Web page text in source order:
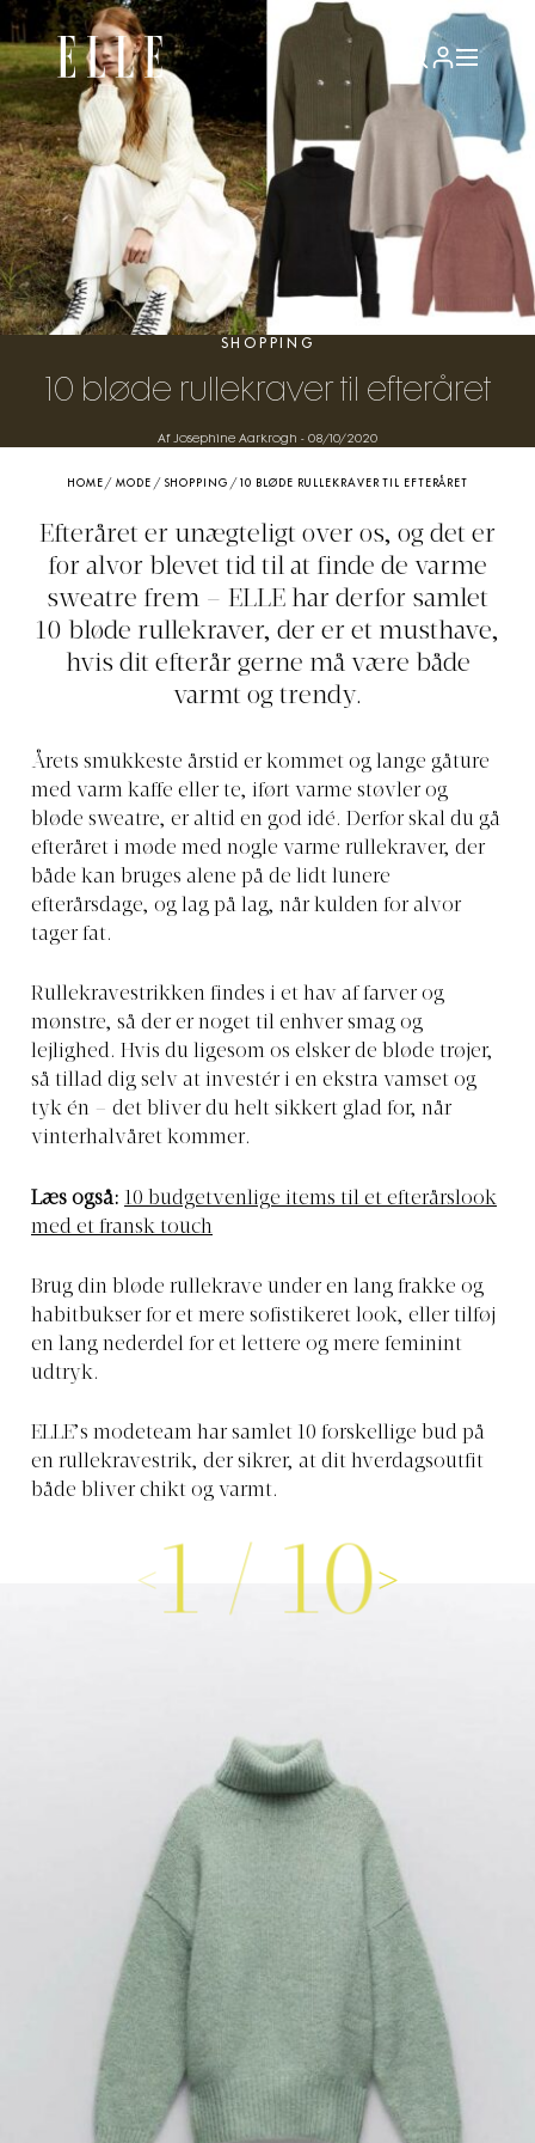
SHOPPING
10 bløde rullekraver til efteråret
Af Josephine Aarkrogh - 08/10/2020
HOME /MODE / SHOPPING / 10 BLØDE RULLEKRAVER TIL EFTERÅRET
Efteråret er unægteligt over os, og det er
for alvor blevet tid til at finde de varme
sweatre frem – ELLE har derfor samlet
10 bløde rullekraver, der er et musthave,
hvis dit efterår gerne må være både
varmt og trendy.
Årets smukkeste årstid er kommet og lange gåture
med varm kaffe eller te, iført varme støvler og
bløde sweatre, er altid en god idé. Derfor skal du gå
efteråret i møde med nogle varme rullekraver, der
både kan bruges alene på de lidt lunere
efterårsdage, og lag på lag, når kulden for alvor
tager fat.
Rullekravestrikken findes i et hav af farver og
mønstre, så der er noget til enhver smag og
lejlighed. Hvis du ligesom os elsker de bløde trøjer,
så tillad dig selv at investér i en ekstra vamset og
tyk én – det bliver du helt sikkert glad for, når
vinterhalvåret kommer.
Læs også: 10 budgetvenlige items til et efterårslook
med et fransk touch
Brug din bløde rullekrave under en lang frakke og
habitbukser for et mere sofistikeret look, eller tilføj
en lang nederdel for et lettere og mere feminint
udtryk.
ELLE’s modeteam har samlet 10 forskellige bud på
en rullekravestrik, der sikrer, at dit hverdagsoutfit
både bliver chikt og varmt.
1 / 10